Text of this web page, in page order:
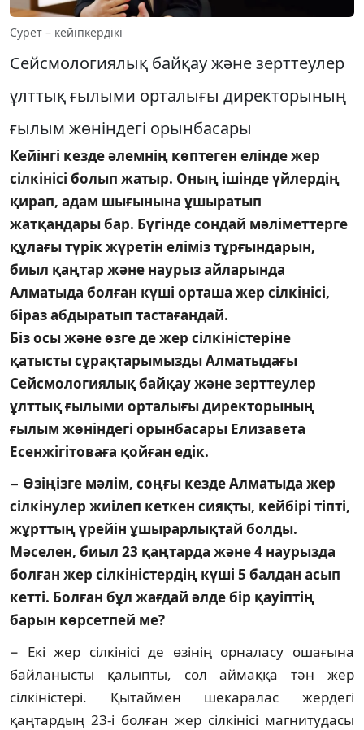
Сурет – кейіпкердікі
Сейсмологиялық байқау және зерттеулер
ұлттық ғылыми орталығы директорының
ғылым жөніндегі орынбасары
Кейінгі кезде әлемнің көптеген елінде жер
сілкінісі болып жатыр. Оның ішінде үйлердің
қирап, адам шығынына ұшыратып
жатқандары бар. Бүгінде сондай мәліметтерге
құлағы түрік жүретін еліміз тұрғындарын,
биыл қаңтар және наурыз айларында
Алматыда болған күші орташа жер сілкінісі,
біраз абдыратып тастағандай.
Біз осы және өзге де жер сілкіністеріне
қатысты сұрақтарымызды Алматыдағы
Сейсмологиялық байқау және зерттеулер
ұлттық ғылыми орталығы директорының
ғылым жөніндегі орынбасары Елизавета
Есенжігітоваға қойған едік.
− Өзіңізге мәлім, соңғы кезде Алма­ты­да жер
сілкінулер жиілеп кеткен сияқ­­­­­ты, кейбірі тіпті,
жұрттың үрейін ұшы­рарлықтай болды.
Мәселен, биыл 23 қаңтарда және 4 наурызда
болған жер сілкіністердің күші 5 балдан асып
кетті. Болған бұл жағдай әлде бір қауіптің
барын көрсетпей ме?
− Екі жер сілкінісі де өзінің орналасу оша­ғына
байланысты қалыпты, сол аймаққа тән жер
сілкіністері. Қытаймен шекаралас жер­дегі
қаңтардың 23-і болған жер сілкінісі маг­нитудасы